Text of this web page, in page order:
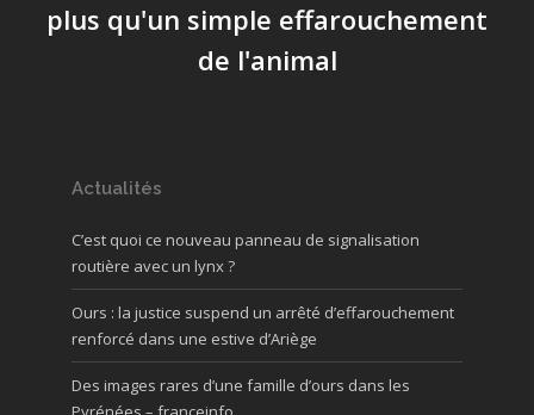
plus qu'un simple effarouchement
de l'animal
Actualités
C’est quoi ce nouveau panneau de signalisation
routière avec un lynx ?
Ours : la justice suspend un arrêté d’effarouchement
renforcé dans une estive d’Ariège
Des images rares d’une famille d’ours dans les